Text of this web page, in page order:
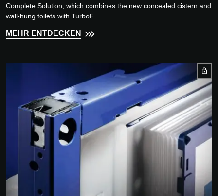
Complete Solution, which combines the new concealed cistern and
wall-hung toilets with TurboF...
MEHR ENTDECKEN